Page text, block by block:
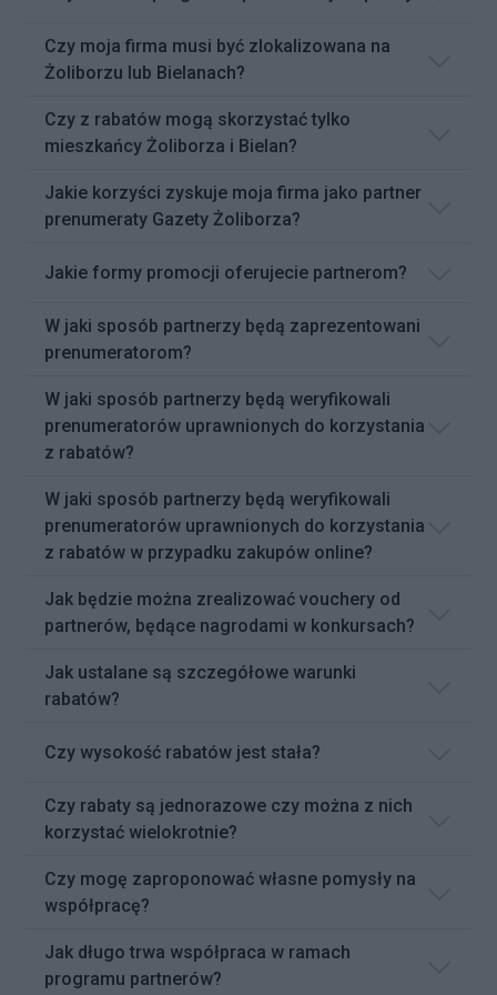
Czy moja firma musi być zlokalizowana na
Żoliborzu lub Bielanach?
Czy z rabatów mogą skorzystać tylko
mieszkańcy Żoliborza i Bielan?
Jakie korzyści zyskuje moja firma jako partner
prenumeraty Gazety Żoliborza?
Jakie formy promocji oferujecie partnerom?
W jaki sposób partnerzy będą zaprezentowani
prenumeratorom?
W jaki sposób partnerzy będą weryfikowali
prenumeratorów uprawnionych do korzystania
z rabatów?
W jaki sposób partnerzy będą weryfikowali
prenumeratorów uprawnionych do korzystania
z rabatów w przypadku zakupów online?
Jak będzie można zrealizować vouchery od
partnerów, będące nagrodami w konkursach?
Jak ustalane są szczegółowe warunki
rabatów?
Czy wysokość rabatów jest stała?
Czy rabaty są jednorazowe czy można z nich
korzystać wielokrotnie?
Czy mogę zaproponować własne pomysły na
współpracę?
Jak długo trwa współpraca w ramach
programu partnerów?